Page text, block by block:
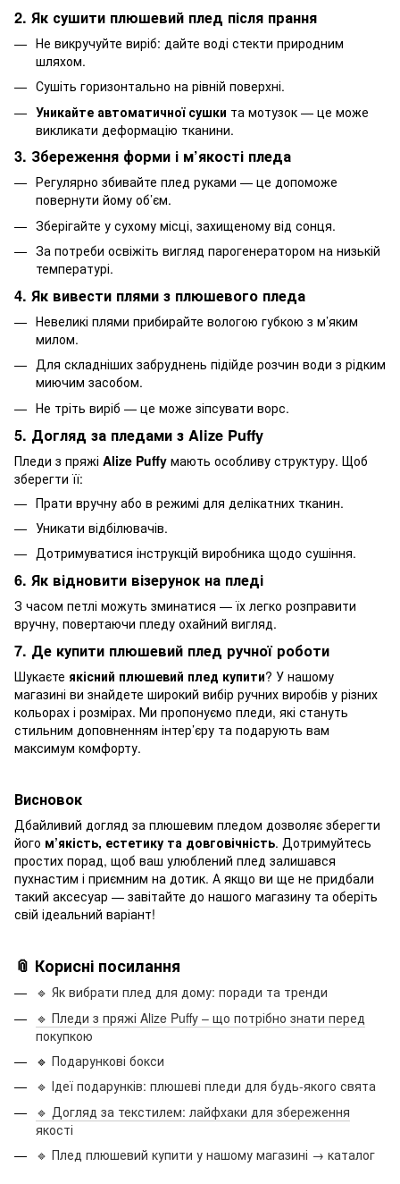
2. Як сушити плюшевий плед після прання
Не викручуйте виріб: дайте воді стекти природним
шляхом.
Сушіть горизонтально на рівній поверхні.
Уникайте автоматичної сушки та мотузок — це може
викликати деформацію тканини.
3. Збереження форми і м’якості пледа
Регулярно збивайте плед руками — це допоможе
повернути йому об’єм.
Зберігайте у сухому місці, захищеному від сонця.
За потреби освіжіть вигляд парогенератором на низькій
температурі.
4. Як вивести плями з плюшевого пледа
Невеликі плями прибирайте вологою губкою з м’яким
милом.
Для складніших забруднень підійде розчин води з рідким
миючим засобом.
Не тріть виріб — це може зіпсувати ворс.
5. Догляд за пледами з Alize Puffy
Пледи з пряжі Alize Puffy мають особливу структуру. Щоб
зберегти її:
Прати вручну або в режимі для делікатних тканин.
Уникати відбілювачів.
Дотримуватися інструкцій виробника щодо сушіння.
6. Як відновити візерунок на пледі
З часом петлі можуть зминатися — їх легко розправити
вручну, повертаючи пледу охайний вигляд.
7. Де купити плюшевий плед ручної роботи
Шукаєте якісний плюшевий плед купити? У нашому
магазині ви знайдете широкий вибір ручних виробів у різних
кольорах і розмірах. Ми пропонуємо пледи, які стануть
стильним доповненням інтер’єру та подарують вам
максимум комфорту.
Висновок
Дбайливий догляд за плюшевим пледом дозволяє зберегти
його м’якість, естетику та довговічність. Дотримуйтесь
простих порад, щоб ваш улюблений плед залишався
пухнастим і приємним на дотик. А якщо ви ще не придбали
такий аксесуар — завітайте до нашого магазину та оберіть
свій ідеальний варіант!
📎 Корисні посилання
🔹 Як вибрати плед для дому: поради та тренди
🔹 Пледи з пряжі Alize Puffy – що потрібно знати перед
покупкою
🔹 Подарункові бокси
🔹 Ідеї подарунків: плюшеві пледи для будь-якого свята
🔹 Догляд за текстилем: лайфхаки для збереження
якості
🔹 Плед плюшевий купити у нашому магазині → каталог